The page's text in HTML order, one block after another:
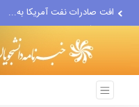
افت صادرات نفت آمریکا به...
انصارالله حمله به یک نفتکش...
حادثه امنیتی دریایی در جنوب...